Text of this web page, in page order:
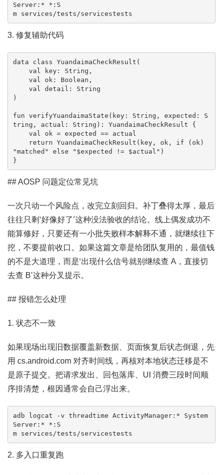
Server:* *:S
m services/tests/servicestests
3. 修复辅助代码
data class YuandaimaCheckResult(
)
fun verifyYuandaimaState(key: String, expected: S
tring, actual: String): YuandaimaCheckResult {
"matched" else "$expected != $actual")
}
## AOSP 问题定位常见坑
一次只动一个风险点，改完立刻回归。补丁叠得太厚，最后
往往只剩‘好像好了’这种没法验收的结论。线上偶发成功不
能算修好，只要还有一小批失败样本解释不通，就继续往下
挖，不要提前收口。如果这篇文章是给团队复用的，最值钱
的不是大道理，而是‘出现什么信号就别继续查 A，直接切
去查 B’这种分叉提示。
## 报错怎么处理
1. 状态不一致
如果现场出现旧数据覆盖新数据、页面恢复后状态倒退，先
用 cs.android.com 对齐时间线，再核对本地状态迁移是不
是原子提交。把请求发出、回包落库、UI 消费三段时间顺
序排清楚，根因通常会自己浮出来。
adb logcat -v threadtime ActivityManager:* System
Server:* *:S
m services/tests/servicestests
2. 多入口重复跑